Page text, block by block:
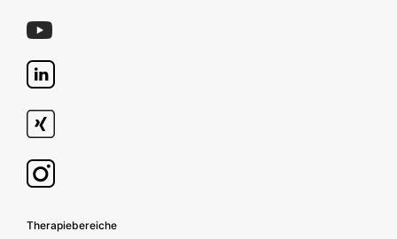
Footer secondary
Therapiebereiche